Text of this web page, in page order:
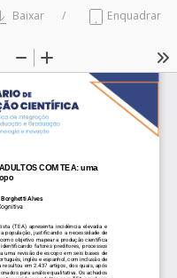
Baixar Enquadrar